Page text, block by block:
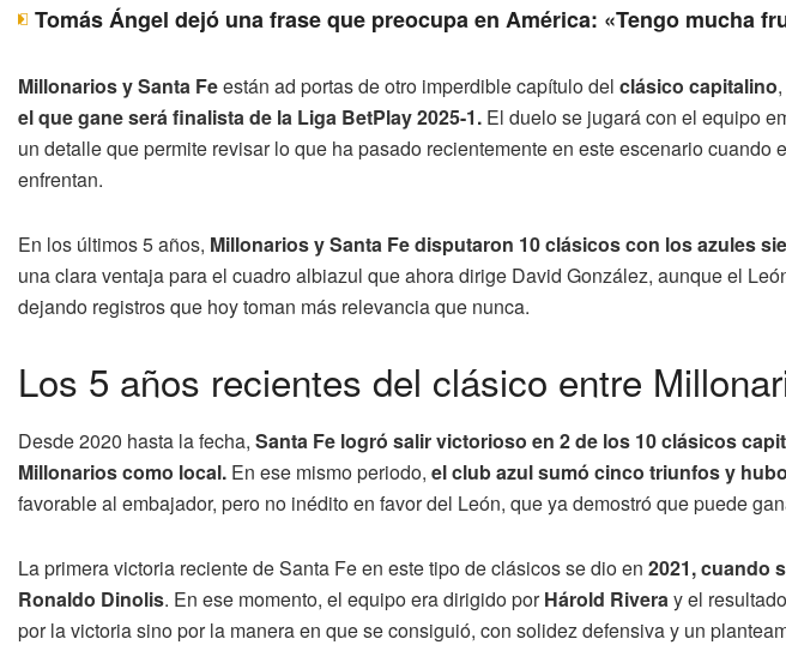
Tomás Ángel dejó una frase que preocupa en América: «Tengo mucha
Millonarios y Santa Feestán ad portas de otro imperdible capítulo del clásico capitalino
el que gane será finalista de la Liga BetPlay 2025-1. El duelo se jugará con el equipo
un detalle que permite revisar lo que ha pasado recientemente en este escenario cuando
enfrentan.
En los últimos 5 años, Millonarios y Santa Fe disputaron 10 clásicos con los azules
una clara ventaja para el cuadro albiazul que ahora dirige David González, aunque el
dejando registros que hoy toman más relevancia que nunca.
Los 5 años recientes del clásico entre
Desde 2020 hasta la fecha, Santa Fe logró salir victorioso en 2 de los 10 clásicos
Millonarios como local. En ese mismo periodo, el club azul sumó cinco triunfos y
favorable al embajador, pero no inédito en favor del León, que ya demostró que puede
La primera victoria reciente de Santa Fe en este tipo de clásicos se dio en 2021, cuando
Ronaldo Dinolis. En ese momento, el equipo era dirigido porHárold Rivera y el
por la victoria sino por la manera en que se consiguió, con solidez defensiva y un